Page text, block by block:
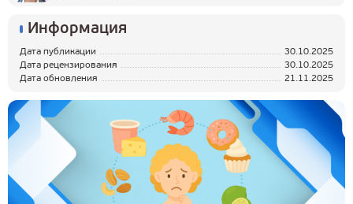
Информация
Дата публикации
30.10.2025
Дата рецензирования
30.10.2025
Дата обновления
21.11.2025